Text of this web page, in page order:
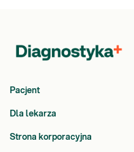
Pacjent
Dla lekarza
Strona korporacyjna